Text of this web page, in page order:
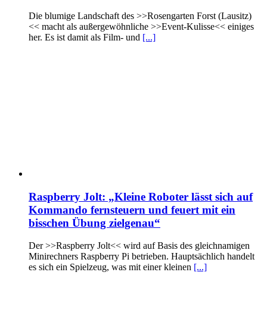
Die blumige Landschaft des >>Rosengarten Forst (Lausitz)
<< macht als außergewöhnliche >>Event-Kulisse<< einiges
her. Es ist damit als Film- und [...]
Raspberry Jolt: „Kleine Roboter lässt sich auf
Kommando fernsteuern und feuert mit ein
bisschen Übung zielgenau“
Der >>Raspberry Jolt<< wird auf Basis des gleichnamigen
Minirechners Raspberry Pi betrieben. Hauptsächlich handelt
es sich ein Spielzeug, was mit einer kleinen [...]